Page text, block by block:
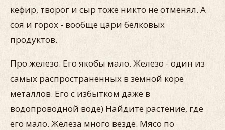
кефир, творог и сыр тоже никто не отменял. А
соя и горох - вообще цари белковых
продуктов.
Про железо. Его якобы мало. Железо - один из
самых распространенных в земной коре
металлов. Его с избытком даже в
водопроводной воде) Найдите растение, где
его мало. Железа много везде. Мясо по